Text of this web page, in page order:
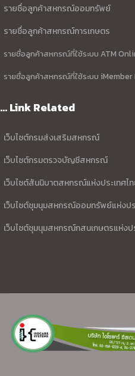
รายชื่อลูกค้าสหกรณ์ออมทรัพย์
รายชื่อลูกค้าสหกรณ์การเกษตร
รายชื่อลูกค้าสหกรณ์ที่ใช้ระบบ ATM
รายชื่อลูกค้าสหกรณ์ที่ใช้ระบบ
... Link Related
เว็บไซต์กรมส่งเสริมสหกรณ์
เว็บไซต์กรมตรวจบัญชีสหกรณ์
เว็บไซต์สันนิบาตสหกรณ์แห่งประเทศไ
เว็บไซต์ชุมนุมสหกรณ์ออมทรัพย์แห่งปร
เว็บไซต์ชุมนุมสหกรณ์กสนเกษตรแห่งป